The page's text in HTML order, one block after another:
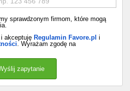
sprawdzonym firmom, które mogą
akceptuję Regulamin Favore.pl i
. Wyrażam zgodę na